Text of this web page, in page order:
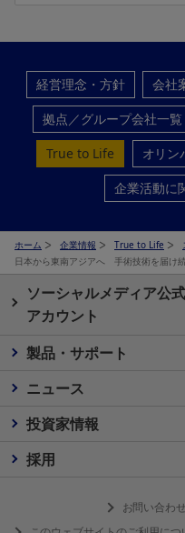
経営理念・方針 会社
拠点／グループ会社一覧
True to Life
オリン
企業活動に
ホーム 企業情報 True to Life
日本から東南アジアへ 手術技術を届け
ソーシャルメディア公式
アカウント
製品・サポート
ニュース
投資家情報
採用
お問い合わせ